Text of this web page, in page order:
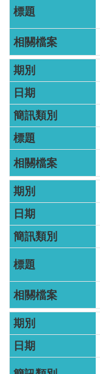
保
政
策
智
能
服
務
台